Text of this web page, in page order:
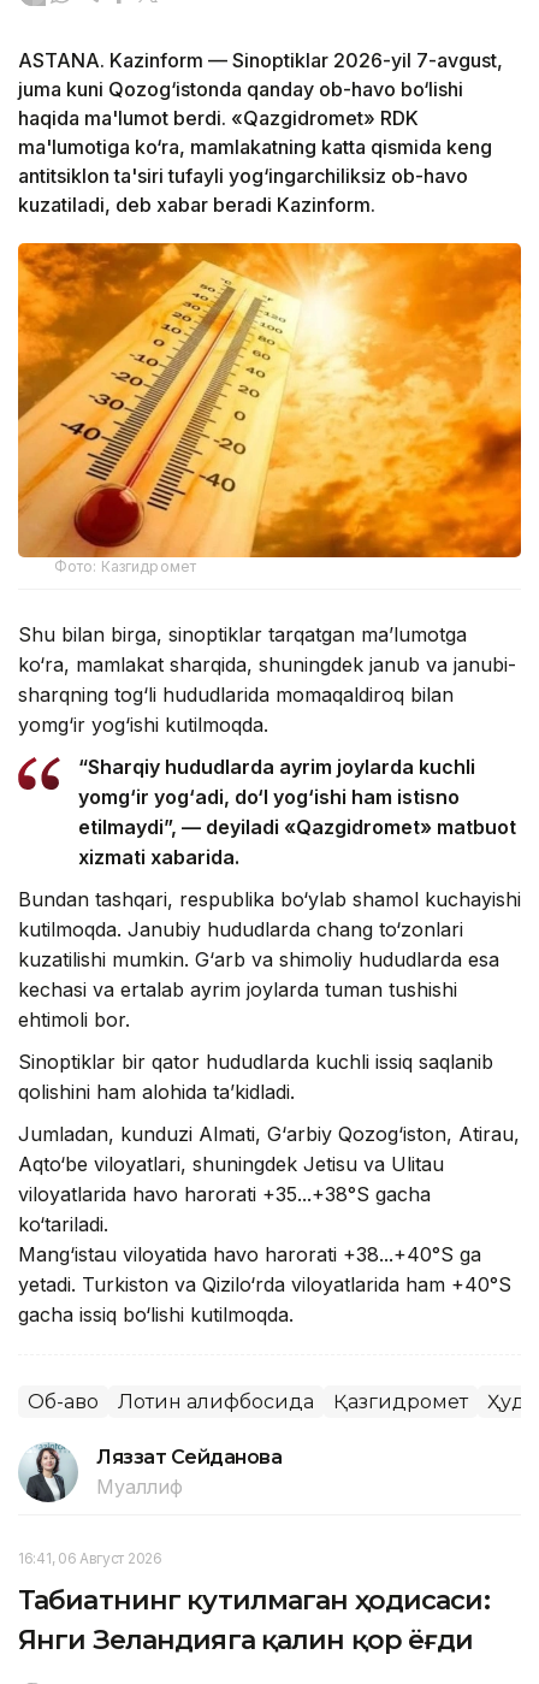
ASTANA. Kazinform — Sinoptiklar 2026-yil 7-avgust,
juma kuni Qozog‘istonda qanday ob-havo bo‘lishi
haqida ma'lumot berdi. «Qazgidromet» RDK
ma'lumotiga ko‘ra, mamlakatning katta qismida keng
antitsiklon ta'siri tufayli yog‘ingarchiliksiz ob-havo
kuzatiladi, deb xabar beradi Kazinform.
Фото: Казгидромет
Shu bilan birga, sinoptiklar tarqatgan ma’lumotga
ko‘ra, mamlakat sharqida, shuningdek janub va janubi-
sharqning tog‘li hududlarida momaqaldiroq bilan
yomg‘ir yog‘ishi kutilmoqda.
“Sharqiy hududlarda ayrim joylarda kuchli
yomg‘ir yog‘adi, do‘l yog‘ishi ham istisno
etilmaydi”, — deyiladi «Qazgidromet» matbuot
xizmati xabarida.
Bundan tashqari, respublika bo‘ylab shamol kuchayishi
kutilmoqda. Janubiy hududlarda chang to‘zonlari
kuzatilishi mumkin. G‘arb va shimoliy hududlarda esa
kechasi va ertalab ayrim joylarda tuman tushishi
ehtimoli bor.
Sinoptiklar bir qator hududlarda kuchli issiq saqlanib
qolishini ham alohida ta’kidladi.
Jumladan, kunduzi Almati, G‘arbiy Qozog‘iston, Atirau,
Aqto‘be viloyatlari, shuningdek Jetisu va Ulitau
viloyatlarida havo harorati +35...+38°S gacha
ko‘tariladi.
Mang‘istau viloyatida havo harorati +38...+40°S ga
yetadi. Turkiston va Qizilo‘rda viloyatlarida ham +40°S
gacha issiq bo‘lishi kutilmoqda.
Об-ҳаво Лотин алифбосида Қазгидромет
Ляззат Сейданова
Муаллиф
16:41, 06 Август 2026
Табиатнинг кутилмаган ҳодисаси:
Янги Зеландияга қалин қор ёғди